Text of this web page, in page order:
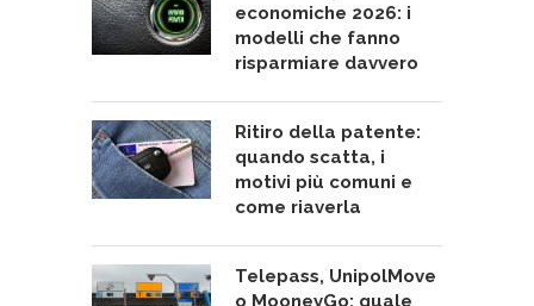
economiche 2026: i
modelli che fanno
risparmiare davvero
Ritiro della patente:
quando scatta, i
motivi più comuni e
come riaverla
Telepass, UnipolMove
o MooneyGo: quale